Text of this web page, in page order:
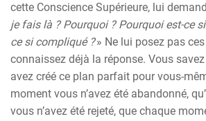
cette Conscience Supérieure, lui
je fais là ? Pourquoi ? Pourquoi est-ce
ce si compliqué ?» Ne lui posez pas
connaissez déjà la réponse. Vous savez
avez créé ce plan parfait pour vous-
moment vous n’avez été abandonné,
vous n’avez été rejeté, que chaque